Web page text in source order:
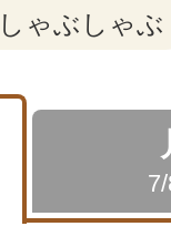
しゃぶしゃぶ